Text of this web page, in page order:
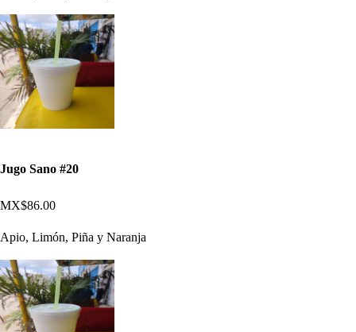
Jugo Sano #20
MX$86.00
Apio, Limón, Piña y Naranja